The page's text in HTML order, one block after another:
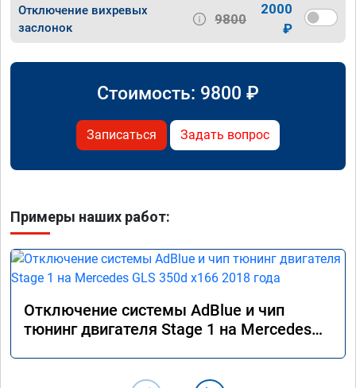
Отключение вихревых
заслонок
9800
2000
₽
Стоимость: 9800 ₽
Записаться Задать вопрос
Примеры наших работ:
Отключение системы AdBlue и чип
тюнинг двигателя Stage 1 на Mercedes